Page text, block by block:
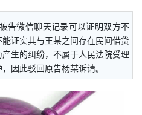
告微信聊天记录可以证明双方不
证实其与王某之间存在民间借贷
生的纠纷，不属于人民法院受理
因此驳回原告杨某诉请。